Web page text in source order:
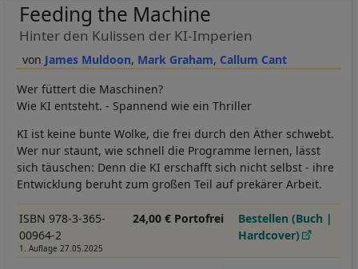
James Muldoon Mark Graham Callum Cant
Feeding the Machine
Hinter den Kulissen der KI-Imperien
Wer füttert die Maschinen?
Wie KI entsteht. - Spannend wie ein Thriller
KI ist keine bunte Wolke, die frei durch den Äther schwebt.
Wer nur staunt, wie schnell die Programme lernen, lässt
sich täuschen: Denn die KI erschafft sich nicht selbst - ihre
Entwicklung beruht zum großen Teil auf prekärer Arbeit.
ISBN 978-3-365-
00964-2
1. Auflage 27.05.2025
24,00 € Portofrei
Bestellen (Buch |
Hardcover)